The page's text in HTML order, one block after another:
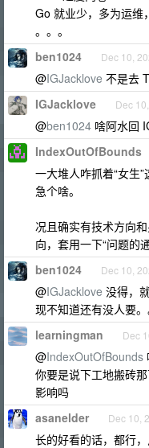
Go 就业少，多为运维
。。。
ben1024 Dec 10,
@IGJacklove 不是去
IGJacklove Dec
@ben1024 啥阿水回
IndexOutOfBounds
一大堆人咋抓着“女生
急个啥。
况且确实有技术方向
向，套用一下“问题的
ben1024 Dec 10,
@IGJacklove 没得，
现不知道还有没人要。
learningman Dec
@IndexOutOfBounds
你要是说下工地搬砖
影响吗
asanelder Dec 10,
长的好看的话，都行